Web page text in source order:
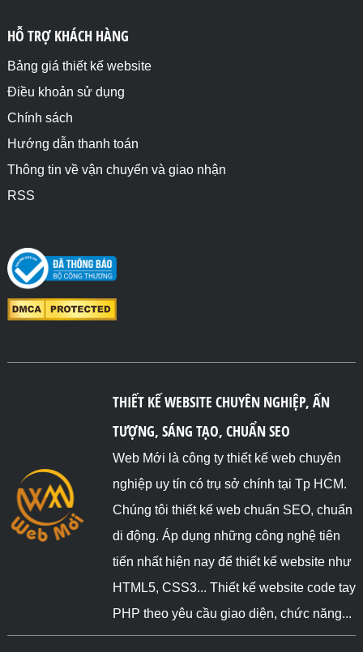
HỖ TRỢ KHÁCH HÀNG
Bảng giá thiết kế website
Điều khoản sử dụng
Chính sách
Hướng dẫn thanh toán
Thông tin về vận chuyển và giao nhận
RSS
THIẾT KẾ WEBSITE CHUYÊN NGHIỆP, ẤN
TƯỢNG, SÁNG TẠO, CHUẨN SEO
Web Mới là công ty thiết kế web chuyên
nghiệp uy tín có trụ sở chính tại Tp HCM.
Chúng tôi thiết kế web chuẩn SEO, chuẩn
di động. Áp dụng những công nghệ tiên
tiến nhất hiện nay để thiết kế website như
HTML5, CSS3... Thiết kế website code tay
PHP theo yêu cầu giao diện, chức năng...